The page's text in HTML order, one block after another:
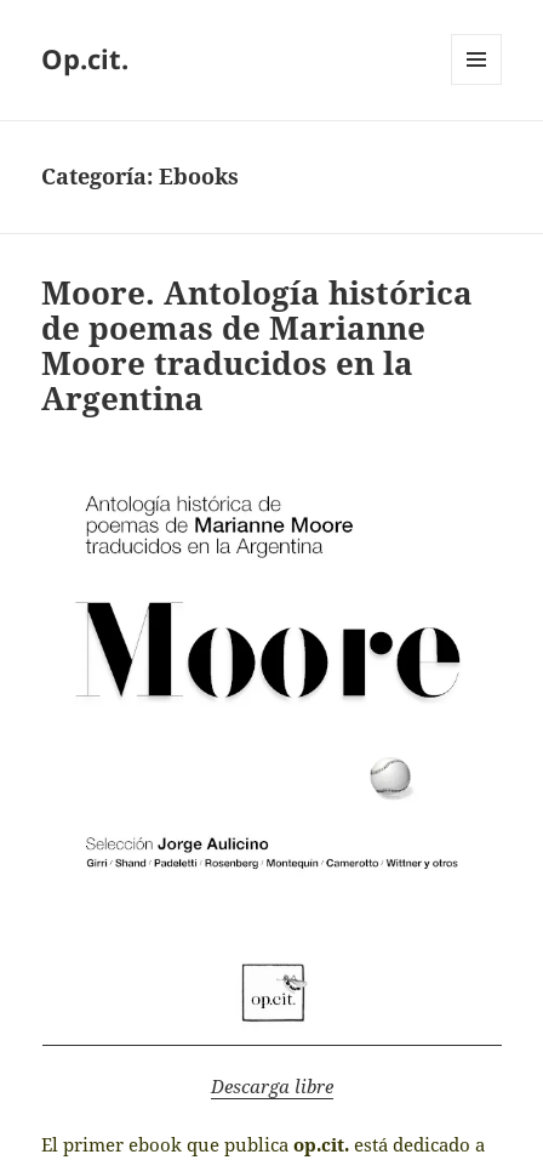
Op.cit.
Categoría:Ebooks
Moore. Antología histórica
de poemas de Marianne
Moore traducidos en la
Argentina
Descarga libre
El primer ebook que publicaop.cit. está dedicado a